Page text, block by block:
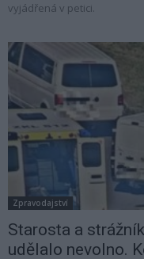
vyjádřená v petici.
Zpravodajství
Starosta a
udělalo nevolno.